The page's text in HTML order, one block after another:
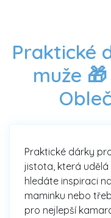
Praktické
muže
Praktické dárky
jistota, která
hledáte inspiraci
maminku nebo
pro nejlepší